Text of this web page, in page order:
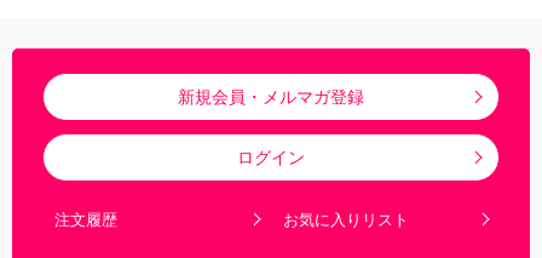
新規会員・メルマガ登録
ログイン
注文履歴 お気に入りリスト